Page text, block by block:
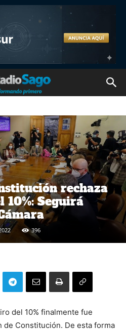
rechaza
Seguirá
396
del 10% finalmente fue
de Constitución. De esta forma